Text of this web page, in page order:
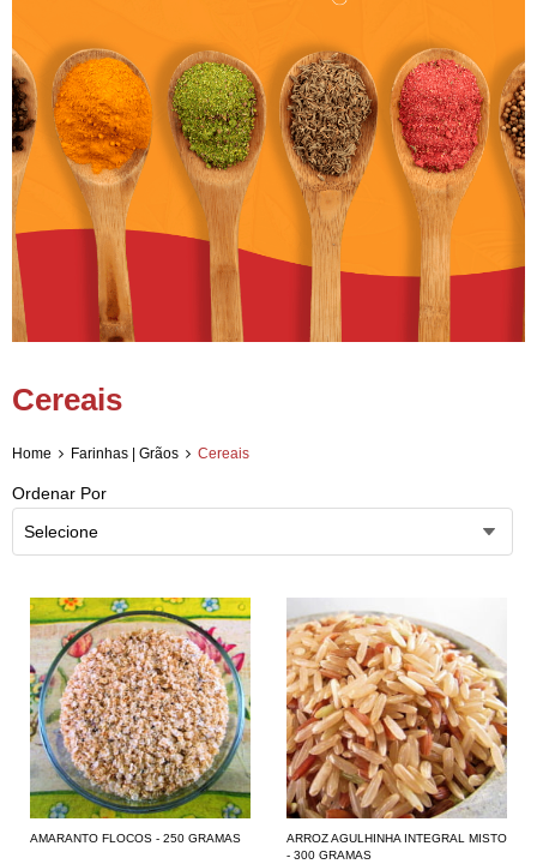
Cereais
Home Farinhas | Grãos Cereais
Ordenar Por
Selecione
AMARANTO FLOCOS - 250 GRAMAS
ARROZ AGULHINHA INTEGRAL MISTO
- 300 GRAMAS